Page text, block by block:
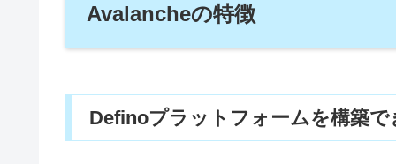
Avalancheの特徴
Definoプラットフォームを構築で